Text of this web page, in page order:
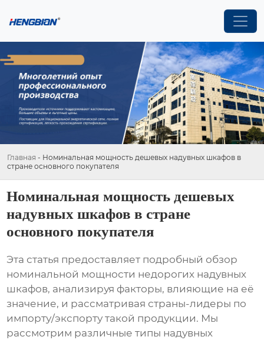
Главная - Номинальная мощность дешевых надувных шкафов в
стране основного покупателя
Номинальная мощность дешевых
надувных шкафов в стране
основного покупателя
Эта статья предоставляет подробный обзор
номинальной мощности недорогих надувных
шкафов, анализируя факторы, влияющие на её
значение, и рассматривая страны-лидеры по
импорту/экспорту такой продукции. Мы
рассмотрим различные типы надувных